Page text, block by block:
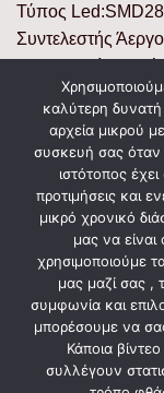
Τύπος
Συντελεστής
Χρόνια
Θερμοκρασία
Υλικό
Χρώμα
Μήκος:320mm
ΣΧΕΤΙΚΆ
καλύτερη δυνατή
αρχεία μικρού
συσκευή σας όταν
ιστότοπος
προτιμήσεις και
μικρό χρονικό
μας να
χρησιμοποιούμε
μας μαζί σας ,
συμφωνία και
μπορέσουμε να
Κάποια
συλλέγουν